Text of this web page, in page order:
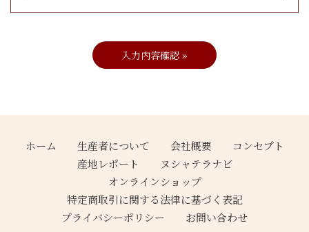
ホーム 生産者について 会社概要
コンセプト
産地レポート
ヌシャテラナビ
オンラインショップ
特定商取引に関する法律に基づく表記
プライバシーポリシー
お問い合わせ